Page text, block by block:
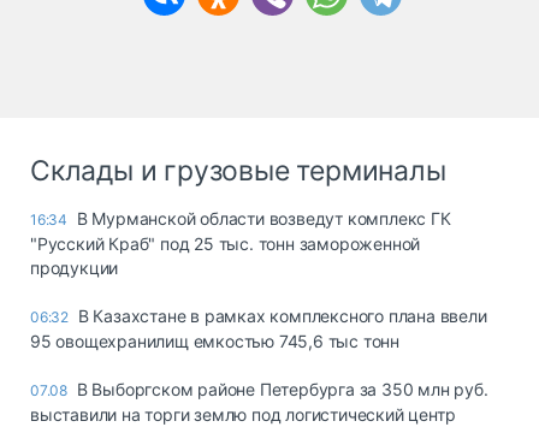
Склады и грузовые терминалы
16:34
В Мурманской области возведут комплекс ГК
"Русский Краб" под 25 тыс. тонн замороженной
продукции
06:32 В Казахстане в рамках комплексного плана ввели
95 овощехранилищ емкостью 745,6 тыс тонн
07.08 В Выборгском районе Петербурга за 350 млн руб.
выставили на торги землю под логистический центр